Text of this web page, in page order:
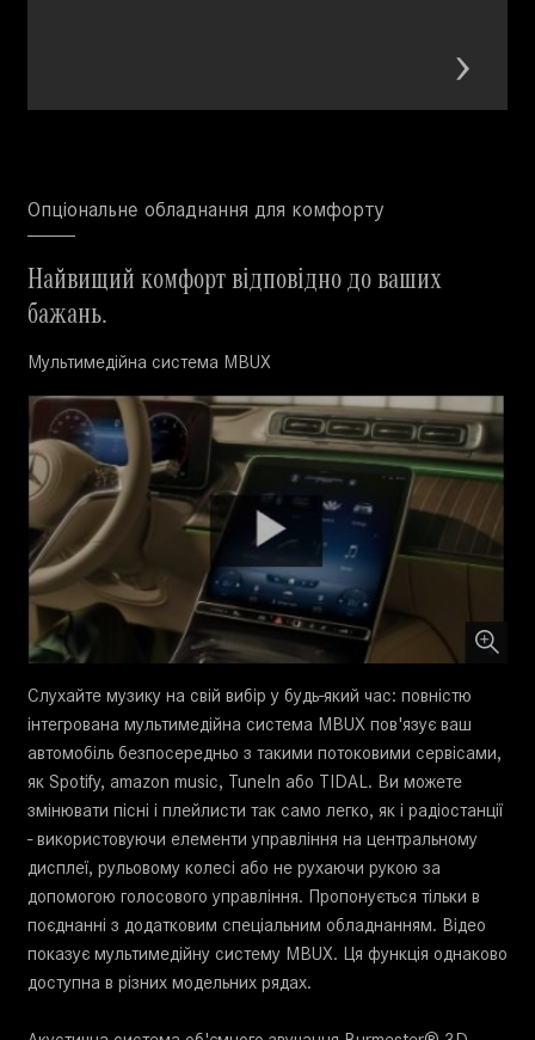
Опціональне обладнання для комфорту
Найвищий комфорт відповідно до ваших
бажань.
Мультимедійна система MBUX
Слухайте музику на свій вибір у будь-який час: повністю
інтегрована мультимедійна система MBUX пов'язує ваш
автомобіль безпосередньо з такими потоковими сервісами,
як Spotify, amazon music, TuneIn або TIDAL. Ви можете
змінювати пісні і плейлисти так само легко, як і радіостанції
- використовуючи елементи управління на центральному
дисплеї, рульовому колесі або не рухаючи рукою за
допомогою голосового управління. Пропонується тільки в
поєднанні з додатковим спеціальним обладнанням. Відео
показує мультимедійну систему MBUX. Ця функція однаково
доступна в різних модельних рядах.